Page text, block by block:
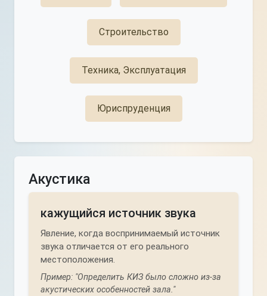
Строительство
Техника, Эксплуатация
Юриспруденция
Акустика
кажущийся источник звука
Явление, когда воспринимаемый источник
звука отличается от его реального
местоположения.
Пример: "Определить КИЗ было сложно из-за
акустических особенностей зала."